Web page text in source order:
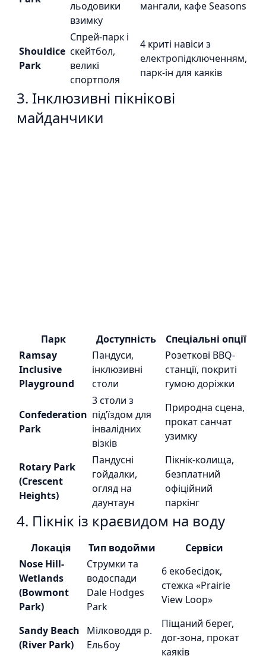
льодовики
взимку
мангали, кафе Seasons
Shouldice
Park
Спрей-парк і
скейтбол,
великі
спортполя
4 криті навіси з
електропідключенням,
парк-ін для каяків
3. Інклюзивні пікнікові
майданчики
Парк Доступність
Спеціальні опції
Ramsay
Inclusive
Playground
Пандуси,
інклюзивні
столи
Розеткові BBQ-
станції, покриті
гумою доріжки
Confederation
Park
3 столи з
під’їздом для
інвалідних
візків
Природна сцена,
прокат санчат
узимку
Rotary Park
(Crescent
Heights)
Пандусні
гойдалки,
огляд на
даунтаун
Пікнік-колища,
безплатний
офіційний
паркінг
4. Пікнік із краєвидом на воду
Локація Тип водойми
Сервіси
Nose Hill-
Wetlands
(Bowmont
Park)
Струмки та
водоспади
Dale Hodges
Park
6 екобесідок,
стежка «Prairie
View Loop»
Sandy Beach
(River Park)
Мілководдя р.
Ельбоу
Піщаний берег,
дог-зона, прокат
каяків